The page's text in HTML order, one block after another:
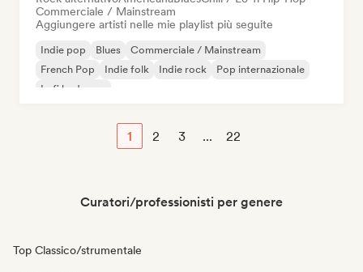
Commerciale / Mainstream
Aggiungere artisti nelle mie playlist più seguite
Indie pop Blues
Commerciale / Mainstream
French Pop
Indie folk Indie rock
Pop internazionale
Lofi bedroom
1 2 3 ... 22
Curatori/professionisti per genere
Top Classico/strumentale